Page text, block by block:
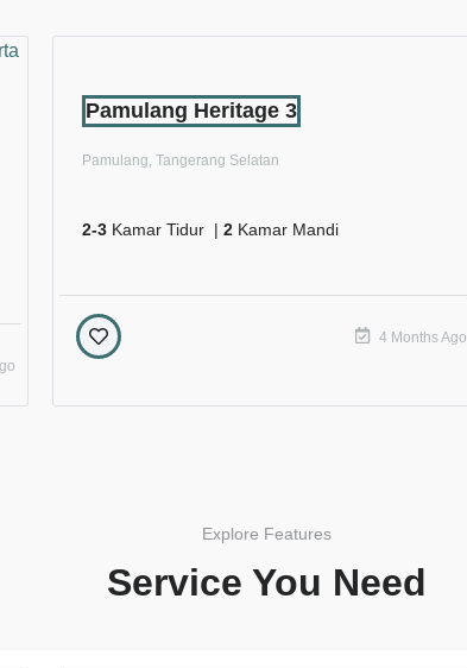
Pamulang Heritage 3
Pamulang, Tangerang Selatan
2-3Kamar Tidur | 2Kamar Mandi
4 Months Ago
Explore Features
Service You Need